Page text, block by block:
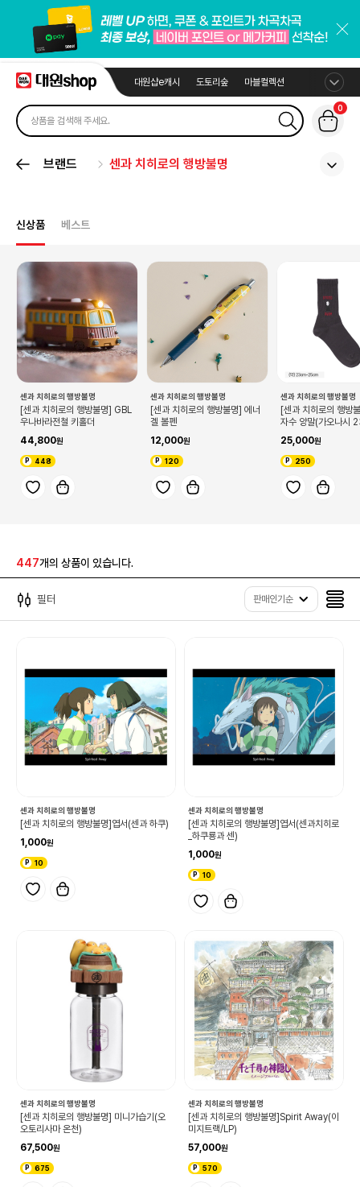
대원샵e캐시 도토리숲 마블컬렉션
0
브랜드 센과 치히로의 행방불명
신상품 베스트
센과 치히로의 행방불명
[센과 치히로의 행방불명] GBL
우나바라전철 키홀더
44,800
448
센과 치히로의 행방불명
[센과 치히로의 행방불명] 에너
겔 볼펜
12,000
120
센과 치히로의 행방불명
[센과 치히로의 행방
자수 양말(가오나시
25,000
250
447개의 상품이 있습니다.
필터 판매인기순
센과 치히로의 행방불명
[센과 치히로의 행방불명]엽서(센과 하쿠)
1,000
10
센과 치히로의 행방불명
[센과 치히로의 행방불명]엽서(센과치히로
_하쿠룡과 센)
1,000
10
센과 치히로의 행방불명
[센과 치히로의 행방불명] 미니가습기(오
오토리사마 온천)
67,500
675
센과 치히로의 행방불명
[센과 치히로의 행방불명]Spirit Away(이
미지트랙/LP)
57,000
570